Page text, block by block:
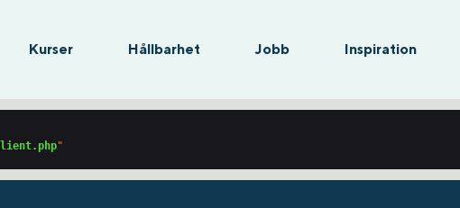
Kurser Hållbarhet Jobb Inspiration